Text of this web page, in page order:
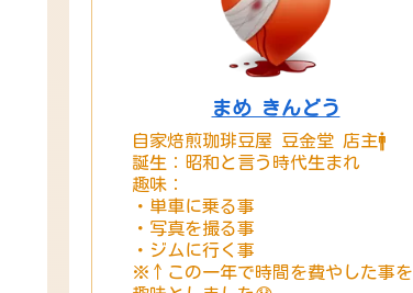
まめ きんどう
自家焙煎珈琲豆屋 豆金堂 店主🚹
誕生：昭和と言う時代生まれ
趣味：
・単車に乗る事
・写真を撮る事
・ジムに行く事
※↑この一年で時間を費やした事を